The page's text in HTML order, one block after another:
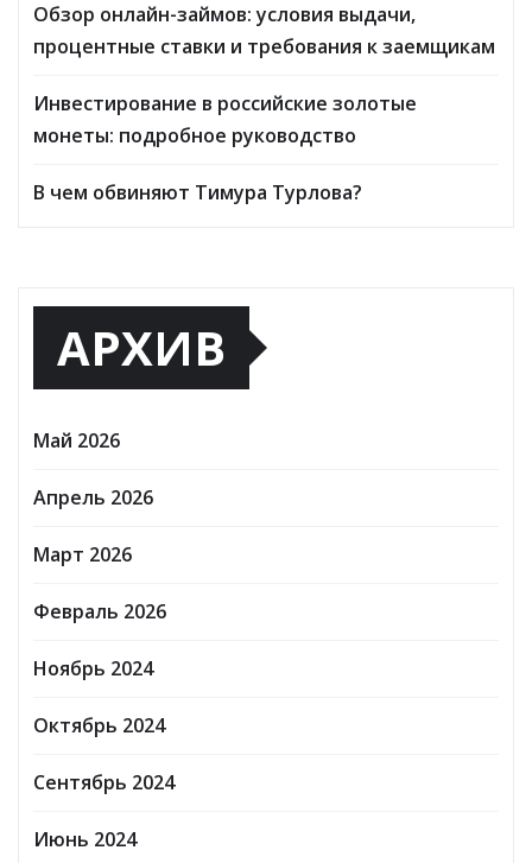
Обзор онлайн-займов: условия выдачи,
процентные ставки и требования к заемщикам
Инвестирование в российские золотые
монеты: подробное руководство
В чем обвиняют Тимура Турлова?
АРХИВ
Май 2026
Апрель 2026
Март 2026
Февраль 2026
Ноябрь 2024
Октябрь 2024
Сентябрь 2024
Июнь 2024